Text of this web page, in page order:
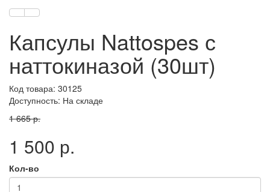
Капсулы Nattospes с
наттокиназой (30шт)
Код товара: 30125
Доступность: На складе
1 665 р.
1 500 р.
Кол-во